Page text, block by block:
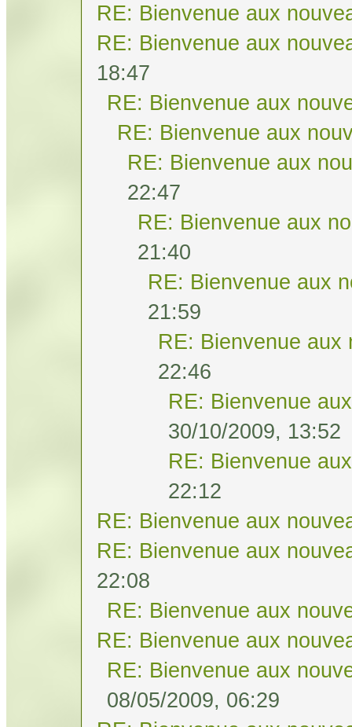
RE: Bienvenue aux
RE: Bienvenue aux
18:47
RE: Bienvenue aux
RE: Bienvenue aux
RE: Bienvenue aux
22:47
RE: Bienvenue aux
21:40
RE: Bienvenue aux
21:59
RE: Bienvenue aux
22:46
RE: Bienvenue
30/10/2009, 13:52
RE: Bienvenue
22:12
RE: Bienvenue aux
RE: Bienvenue aux
22:08
RE: Bienvenue aux
RE: Bienvenue aux
RE: Bienvenue aux
08/05/2009, 06:29